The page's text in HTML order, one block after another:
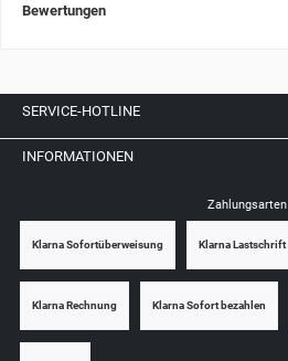
Bewertungen
SERVICE-HOTLINE
INFORMATIONEN
Zahlungsarten
Klarna Sofortüberweisung Klarna Lastschrift
Klarna Rechnung Klarna Sofort bezahlen